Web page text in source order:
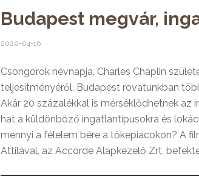
Budapest megvár,
2020-04-16
Csongorok névnapja, Charles Chaplin
teljesítményéről. Budapest rovatunkban
Akár 20 százalékkal is mérséklődhetnek
hat a küldönböző ingatlantípusokra és
mennyi a félelem bére a tőkepiacokon? A
Attilával, az Accorde Alapkezelő Zrt.